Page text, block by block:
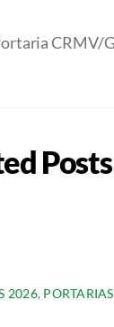
CRMV/
Posts
2026,